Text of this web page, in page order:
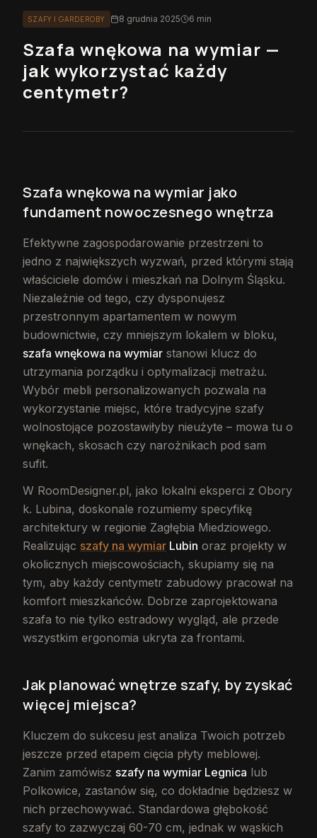
SZAFY I GARDEROBY 8 grudnia 2025 6 min
Szafa wnękowa na wymiar —
jak wykorzystać każdy
centymetr?
Szafa wnękowa na wymiar jako
fundament nowoczesnego wnętrza
Efektywne zagospodarowanie przestrzeni to
jedno z największych wyzwań, przed którymi stają
właściciele domów i mieszkań na Dolnym Śląsku.
Niezależnie od tego, czy dysponujesz
przestronnym apartamentem w nowym
budownictwie, czy mniejszym lokalem w bloku,
szafa wnękowa na wymiar stanowi klucz do
utrzymania porządku i optymalizacji metrażu.
Wybór mebli personalizowanych pozwala na
wykorzystanie miejsc, które tradycyjne szafy
wolnostojące pozostawiłyby nieużyte – mowa tu o
wnękach, skosach czy narożnikach pod sam
sufit.
W RoomDesigner.pl, jako lokalni eksperci z Obory
k. Lubina, doskonale rozumiemy specyfikę
architektury w regionie Zagłębia Miedziowego.
Realizując szafy na wymiar Lubin oraz projekty w
okolicznych miejscowościach, skupiamy się na
tym, aby każdy centymetr zabudowy pracował na
komfort mieszkańców. Dobrze zaprojektowana
szafa to nie tylko estradowy wygląd, ale przede
wszystkim ergonomia ukryta za frontami.
Jak planować wnętrze szafy, by zyskać
więcej miejsca?
Kluczem do sukcesu jest analiza Twoich potrzeb
jeszcze przed etapem cięcia płyty meblowej.
Zanim zamówisz szafy na wymiar Legnica lub
Polkowice, zastanów się, co dokładnie będziesz w
nich przechowywać. Standardowa głębokość
szafy to zazwyczaj 60-70 cm, jednak w wąskich